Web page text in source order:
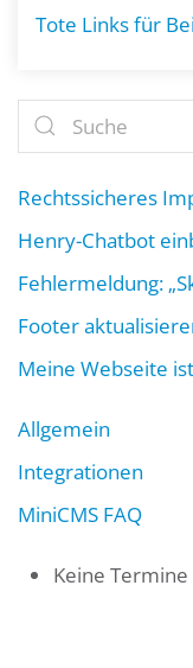
Tote Links für
Rechtssicheres
Henry-Chatbot
Fehlermeldung:
Footer
Meine Webseite
Allgemein
Integrationen
MiniCMS FAQ
Keine Termine